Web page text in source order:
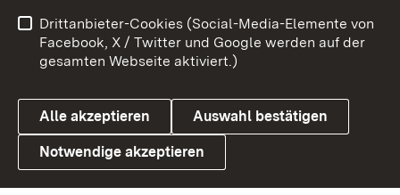
Link zum Landesportal
Benutzungshinweise
Barrierefreiheit
Datenschutz
Cookies
Drittanbieter-Cookies (Social-Media-Elemente von
Facebook, X / Twitter und Google werden auf der
gesamten Webseite aktiviert.)
Alle akzeptieren Auswahl bestätigen
Notwendige akzeptieren